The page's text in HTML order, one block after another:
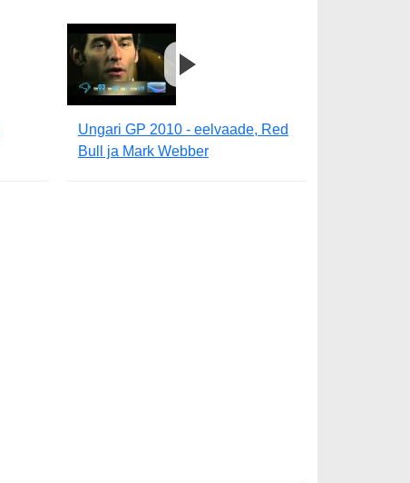
Ungari GP 2010 - eelvaade, Red
Bull ja Mark Webber